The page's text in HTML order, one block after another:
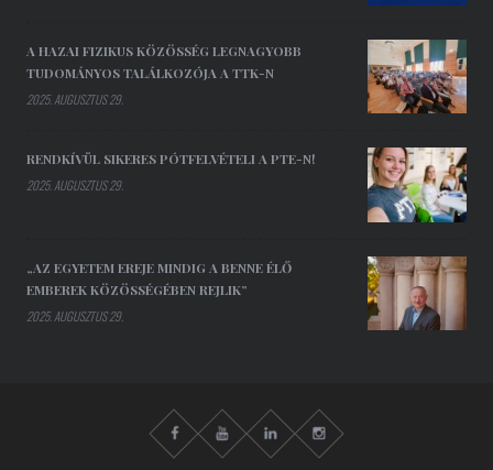
A HAZAI FIZIKUS KÖZÖSSÉG LEGNAGYOBB
TUDOMÁNYOS TALÁLKOZÓJA A TTK-N
2025. AUGUSZTUS 29.
RENDKÍVÜL SIKERES PÓTFELVÉTELI A PTE-N!
2025. AUGUSZTUS 29.
„AZ EGYETEM EREJE MINDIG A BENNE ÉLŐ
EMBEREK KÖZÖSSÉGÉBEN REJLIK”
2025. AUGUSZTUS 29.